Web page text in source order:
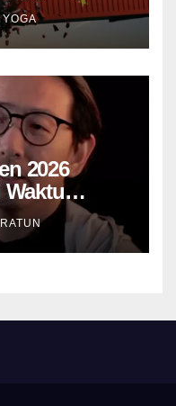
YOGA
2026
Waktu
Satu